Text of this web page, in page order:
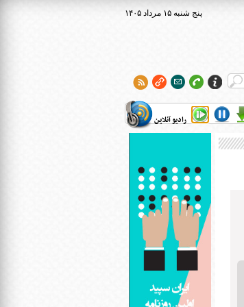
۱۴۰۵ پنج شنبه ۱۵ مرداد
رادیو آنلاین